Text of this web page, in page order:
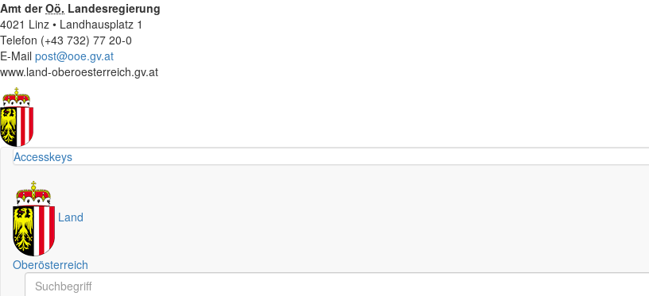
Amt derOö. Landesregierung
4021 Linz • Landhausplatz 1
Telefon (+43 732) 77 20-0
E-Mail post@ooe.gv.at
www.land-oberoesterreich.gv.at
Accesskeys
Land
Oberösterreich
Schnellsuche
Schnellsuche